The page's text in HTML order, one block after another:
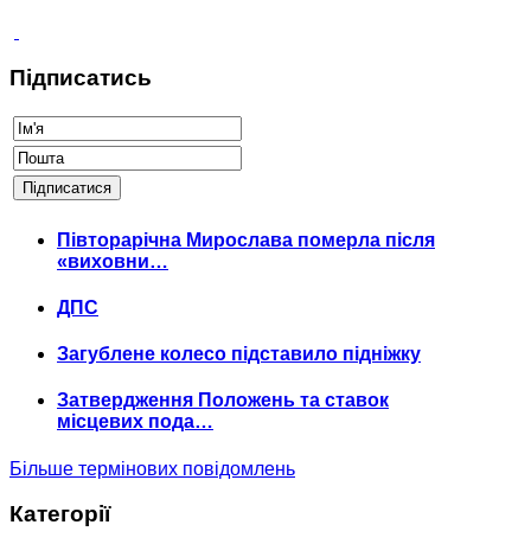
Підписатись
Півторарічна Мирослава померла після
«виховни…
ДПС
Загублене колесо підставило підніжку
Затвердження Положень та ставок
місцевих пода…
Більше термінових повідомлень
Категорії